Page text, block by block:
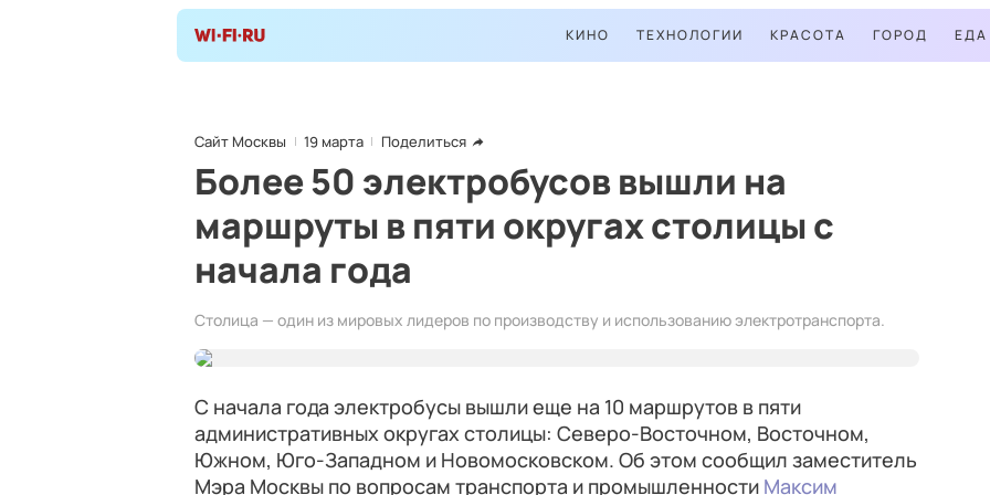
КИНО ТЕХНОЛОГИИ КРАСОТА ГОРОД ЕДА
Сайт Москвы 19 марта Поделиться
Более 50 электробусов вышли на
маршруты в пяти округах столицы с
начала года
Столица — один из мировых лидеров по производству и использованию электротранспорта.
С начала года электробусы вышли еще на 10 маршрутов в пяти
административных округах столицы: Северо-Восточном, Восточном,
Южном, Юго-Западном и Новомосковском. Об этом сообщил заместитель
Мэра Москвы по вопросам транспорта и промышленности Максим